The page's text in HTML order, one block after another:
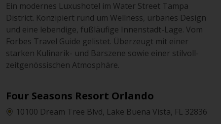
Ein modernes Luxushotel im Water Street Tampa
District. Konzipiert rund um Wellness, urbanes Design
und eine lebendige, fußläufige Innenstadt-Lage. Vom
Forbes Travel Guide gelistet. Überzeugt mit einer
starken Kulinarik- und Barszene sowie einer stilvoll-
zeitgenössischen Atmosphäre.
Four Seasons Resort Orlando
10100 Dream Tree Blvd, Lake Buena Vista, FL 32836